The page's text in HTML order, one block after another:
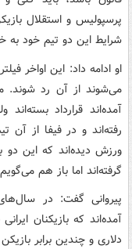
پرسپولیس و استقلال
شرایط این دو تیم خود
او ادامه داد: این اواخر
می‌شوند از آن رد شوند.
آمده‌اند قرارداد
رفته‌اند و در فیفا از آن
ورزش دیده‌اند که این دو
گرفته‌اند اما باز هم
پیروانی گفت: در
آمده‌اند که بازیکنان
دلاری و چندین برابر بازیکن